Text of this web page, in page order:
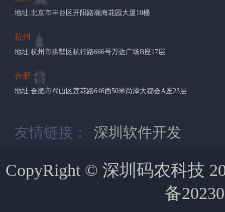
地址:北京市丰台区开阳路瀚海花园大厦10楼
杭州
地址:杭州市拱墅区杭行路666号万达广场B座17层
合肥
地址:合肥市蜀山区莲花路646西50米尚泽大都会A座23层
友情链接：深圳软件开发
CopyRight © 深圳码农科技
备